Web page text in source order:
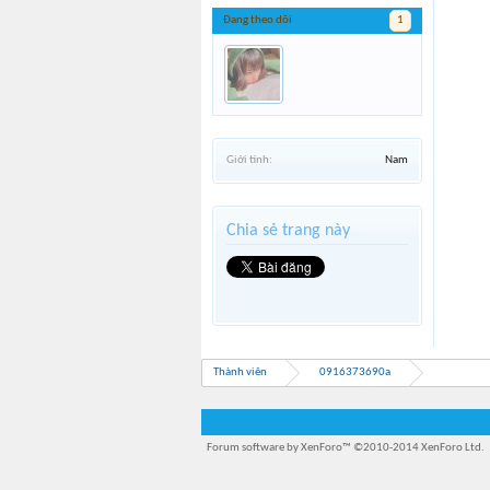
Đang theo dõi 1
Giới tính: Nam
Chia sẻ trang này
Thành viên 0916373690a
Forum software by XenForo™ ©2010-2014 XenForo Ltd.